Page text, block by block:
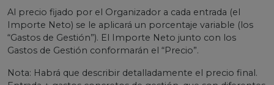
Al precio fijado por el Organizador a cada entrada (el
Importe Neto) se le aplicará un porcentaje variable (los
“Gastos de Gestión”). El Importe Neto junto con los
Gastos de Gestión conformarán el “Precio”.
Nota: Habrá que describir detalladamente el precio final.